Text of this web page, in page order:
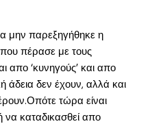
μην παρεξηγήθηκε η
πέρασε με τους
απο ‘κυνηγούς’ και απο
άδεια δεν έχουν, αλλά και
τώρα είναι
καταδικασθεί απο